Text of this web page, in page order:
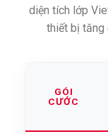
diện tích lớp
thiết bị tăng
GÓI
CƯỚC